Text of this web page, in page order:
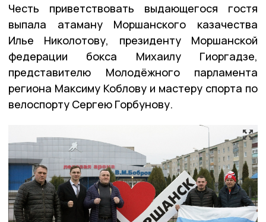
Честь приветствовать выдающегося гостя
выпала атаману Моршанского казачества
Илье Николотову, президенту Моршанской
федерации бокса Михаилу Гиоргадзе,
представителю Молодёжного парламента
региона Максиму Коблову и мастеру спорта по
велоспорту Сергею Горбунову.